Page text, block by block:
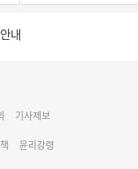
내
전 수상작 발표
기사제보
윤리강령